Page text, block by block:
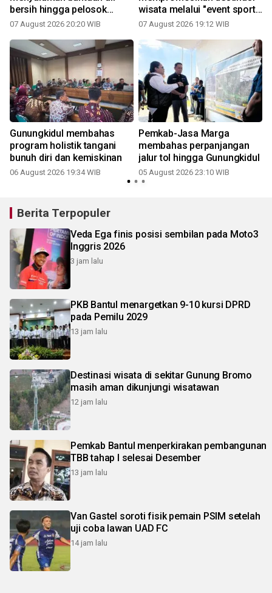
bersih hingga pelosok
Gunungkidul
07 August 2026 20:20 WIB
wisata melalui "event sport
tourism"
07 August 2026 19:12 WIB
Gunungkidul membahas
program holistik tangani
bunuh diri dan kemiskinan
06 August 2026 19:34 WIB
Pemkab-Jasa Marga
membahas perpanjangan
jalur tol hingga Gunungkidul
05 August 2026 23:10 WIB
Berita Terpopuler
Veda Ega finis posisi sembilan pada Moto3
Inggris 2026
3 jam lalu
PKB Bantul menargetkan 9-10 kursi DPRD
pada Pemilu 2029
13 jam lalu
Destinasi wisata di sekitar Gunung Bromo
masih aman dikunjungi wisatawan
12 jam lalu
Pemkab Bantul menperkirakan pembangunan
TBB tahap I selesai Desember
13 jam lalu
Van Gastel soroti fisik pemain PSIM setelah
uji coba lawan UAD FC
14 jam lalu